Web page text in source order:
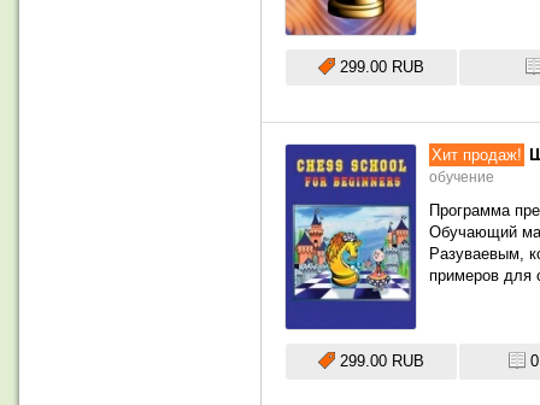
299.00 RUB
Хит продаж!
обучение
Программа
Обучающий
Разуваевым,
примеров для
299.00 RUB